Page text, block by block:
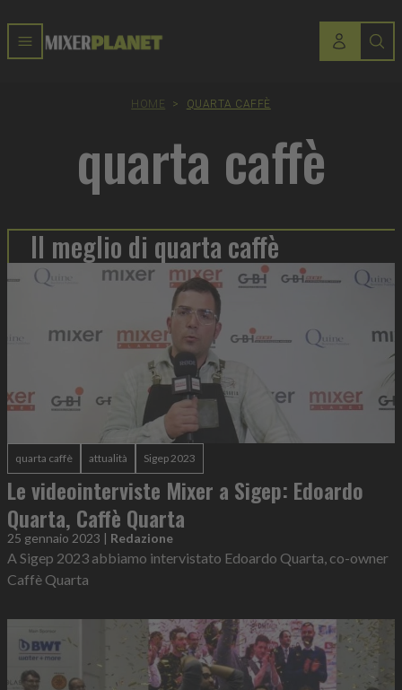
HOME > QUARTA CAFFÈ
quarta caffè
Il meglio di quarta caffè
quarta caffè attualità Sigep 2023
Le videointerviste Mixer a Sigep: Edoardo
Quarta, Caffè Quarta
25 gennaio 2023 | Redazione
A Sigep 2023 abbiamo intervistato Edoardo Quarta, co-owner
Caffè Quarta